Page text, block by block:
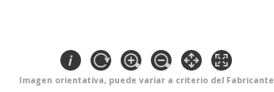
Imagen orientativa, puede variar a criterio del Fabricante